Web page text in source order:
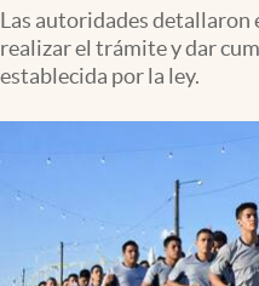
PC y mobile
Lifestyle
Las autoridades
realizar el trámite y dar
establecida por la ley.